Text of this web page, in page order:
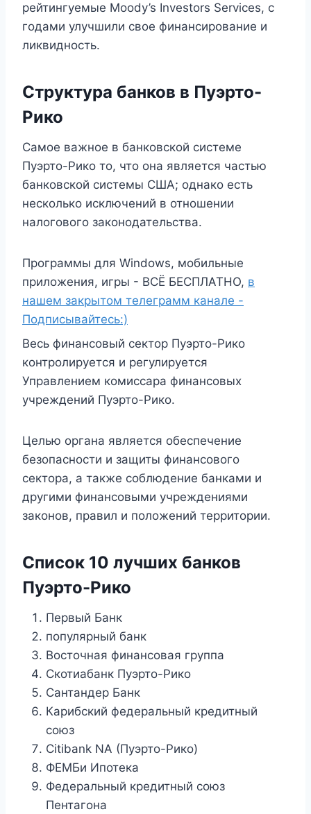
рейтингуемые Moody’s Investors Services, с
годами улучшили свое финансирование и
ликвидность.
Структура банков в Пуэрто-
Рико
Самое важное в банковской системе
Пуэрто-Рико то, что она является частью
банковской системы США; однако есть
несколько исключений в отношении
налогового законодательства.
Программы для Windows, мобильные
приложения, игры - ВСЁ БЕСПЛАТНО, в
нашем закрытом телеграмм канале -
Подписывайтесь:)
Весь финансовый сектор Пуэрто-Рико
контролируется и регулируется
Управлением комиссара финансовых
учреждений Пуэрто-Рико.
Целью органа является обеспечение
безопасности и защиты финансового
сектора, а также соблюдение банками и
другими финансовыми учреждениями
законов, правил и положений территории.
Список 10 лучших банков
Пуэрто-Рико
Первый Банк
популярный банк
Восточная финансовая группа
Скотиабанк Пуэрто-Рико
Сантандер Банк
Карибский федеральный кредитный
союз
Citibank NA (Пуэрто-Рико)
ФЕМБи Ипотека
Федеральный кредитный союз
Пентагона